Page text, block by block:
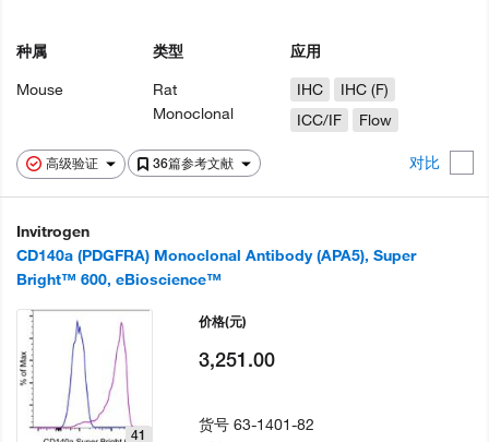
高级验证 36篇参考文献 对比
种属
Mouse
类型
Rat
Monoclonal
应用
IHC
IHC (F)
ICC/IF
Flow
Invitrogen
CD140a (PDGFRA) Monoclonal Antibody (APA5), Super
Bright™ 600, eBioscience™
41
价格(元)
3,251.00
货号63-1401-82